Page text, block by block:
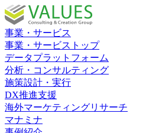
事業・サービス
事業・サービストップ
データプラットフォーム
分析・コンサルティング
施策設計・実行
DX推進支援
海外マーケティングリサーチ
マナミナ